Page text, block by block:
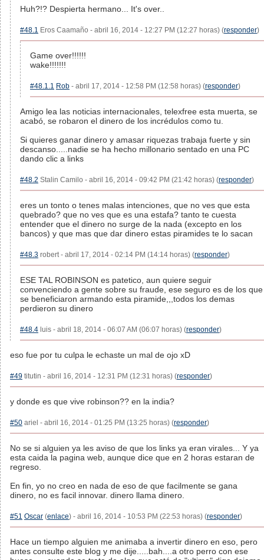
Huh?!? Despierta hermano... It's over..
#48.1 Eros Caamaño - abril 16, 2014 - 12:27 PM (12:27 horas) (responder)
Game over!!!!!!
wake!!!!!!!
#48.1.1 Rob - abril 17, 2014 - 12:58 PM (12:58 horas) (responder)
Amigo lea las noticias internacionales, telexfree esta muerta, se
acabó, se robaron el dinero de los incrédulos como tu.
Si quieres ganar dinero y amasar riquezas trabaja fuerte y sin
descanso.....nadie se ha hecho millonario sentado en una PC
dando clic a links
#48.2 Stalin Camilo - abril 16, 2014 - 09:42 PM (21:42 horas) (responder)
eres un tonto o tenes malas intenciones, que no ves que esta
quebrado? que no ves que es una estafa? tanto te cuesta
entender que el dinero no surge de la nada (excepto en los
bancos) y que mas que dar dinero estas piramides te lo sacan
#48.3 robert - abril 17, 2014 - 02:14 PM (14:14 horas) (responder)
ESE TAL ROBINSON es patetico, aun quiere seguir
convenciendo a gente sobre su fraude, ese seguro es de los que
se beneficiaron armando esta piramide,,,todos los demas
perdieron su dinero
#48.4 luis - abril 18, 2014 - 06:07 AM (06:07 horas) (responder)
eso fue por tu culpa le echaste un mal de ojo xD
#49 titutin - abril 16, 2014 - 12:31 PM (12:31 horas) (responder)
y donde es que vive robinson?? en la india?
#50 ariel - abril 16, 2014 - 01:25 PM (13:25 horas) (responder)
No se si alguien ya les aviso de que los links ya eran virales... Y ya
esta caida la pagina web, aunque dice que en 2 horas estaran de
regreso.
En fin, yo no creo en nada de eso de que facilmente se gana
dinero, no es facil innovar. dinero llama dinero.
#51 Oscar (enlace) - abril 16, 2014 - 10:53 PM (22:53 horas) (responder)
Hace un tiempo alguien me animaba a invertir dinero en eso, pero
antes consulte este blog y me dije.....bah....a otro perro con ese